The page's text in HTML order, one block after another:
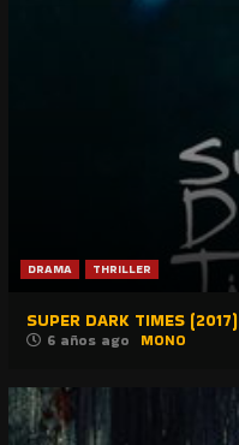
DRAMA THRILLER
SUPER DARK TIMES (2017)
6 años ago MONO